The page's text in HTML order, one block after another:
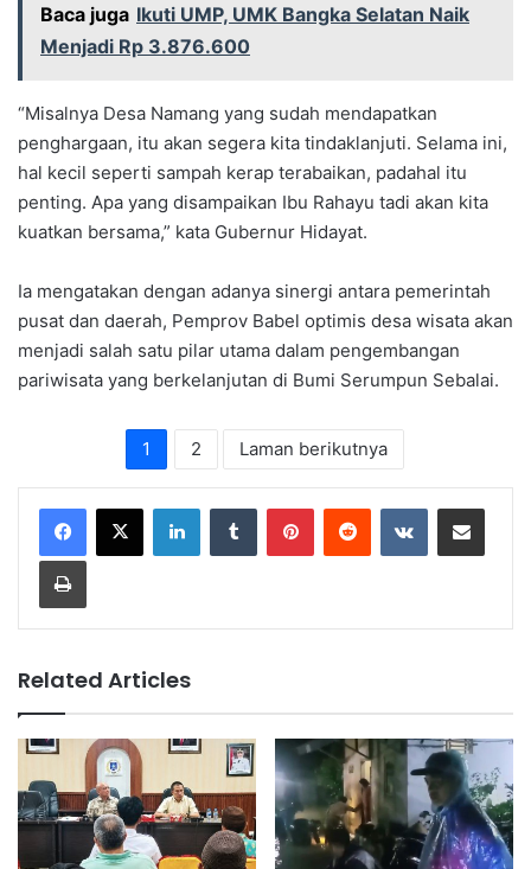
Baca juga Ikuti UMP, UMK Bangka Selatan Naik
Menjadi Rp 3.876.600
“Misalnya Desa Namang yang sudah mendapatkan
penghargaan, itu akan segera kita tindaklanjuti. Selama ini,
hal kecil seperti sampah kerap terabaikan, padahal itu
penting. Apa yang disampaikan Ibu Rahayu tadi akan kita
kuatkan bersama,” kata Gubernur Hidayat.
Ia mengatakan dengan adanya sinergi antara pemerintah
pusat dan daerah, Pemprov Babel optimis desa wisata akan
menjadi salah satu pilar utama dalam pengembangan
pariwisata yang berkelanjutan di Bumi Serumpun Sebalai.
1 2 Laman berikutnya
LinkedInTumblr PinterestReddit VKontakteShare via Email
Print
Related Articles